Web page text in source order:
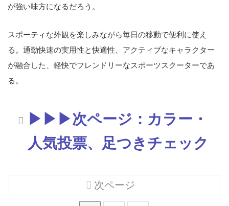
が強い味方になるだろう。
スポーティな外観を楽しみながら毎日の移動で便利に使え
る。通勤快速の実用性と快適性、アクティブなキャラクター
が融合した、軽快でフレンドリーなスポーツスクーターであ
る。
▶▶▶次ページ：カラー・
人気投票、足つきチェック
次ページ